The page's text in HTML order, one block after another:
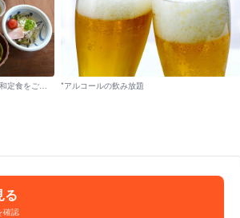
【朝食一例】身体にやさしい素朴な和定食をご用意。自家製味噌を使った味噌汁が好評です♪ *アルコールの飲み放題
る
確認